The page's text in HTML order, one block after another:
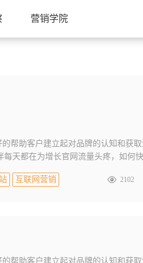
营销学院
帮助客户建立起对品牌的认知和获
天都在为增长官网流量头疼，如何
互联网营销 2102
帮助客户建立起对品牌的认知和获